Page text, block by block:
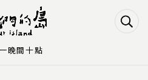
Navigation
Main content
晚間十點